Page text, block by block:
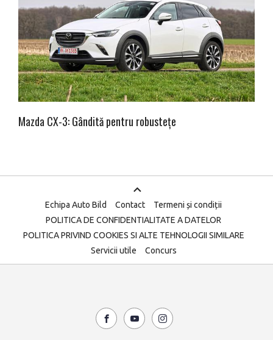
Mazda CX-3: Gândită pentru robustețe
Echipa Auto Bild Contact
Termeni și condiții
POLITICA DE CONFIDENTIALITATE A DATELOR
POLITICA PRIVIND COOKIES SI ALTE TEHNOLOGII SIMILARE
Servicii utile
Concurs